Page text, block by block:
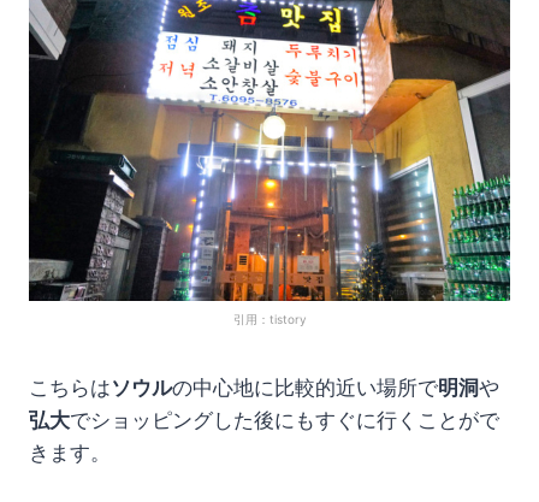
引用：tistory
こちらはソウルの中心地に比較的近い場所で明洞や
弘大でショッピングした後にもすぐに行くことがで
きます。